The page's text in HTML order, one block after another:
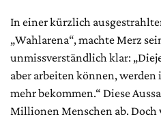
In einer kürzlich
„Wahlarena“, machte Merz
unmissverständlich klar:
aber arbeiten können,
mehr bekommen.“ Diese
Millionen Menschen ab. Doch